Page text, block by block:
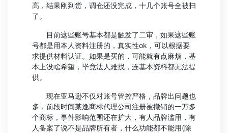
高，结果刚到货，调仓还没完成，十几个账号全被扫
了。
目前这些账号基本都是触发了二审，如果这些账
号都是用本人资料注册的，真实性ok，可以根据要
求提供材料认证。如果是买的，可能就有点麻烦，基
本上没啥希望，毕竟法人难找，连基本资料都无法提
供。
现在亚马逊不仅对账号管控严格，品牌出问题也
多，前段时间某逸商标代理公司注册被撤销的一万多
个商标，事件影响范围还在扩大，有人品牌滥用，有
人备案了说不是品牌所有者，什么功能都不能用(除